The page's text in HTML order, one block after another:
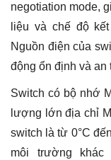
negotiation mode,
liệu và chế độ
Nguồn điện của
động ổn định và an
Switch có bộ nhớ
lượng lớn địa chỉ
switch là từ 0°C
môi trường